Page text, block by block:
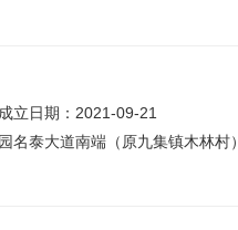
成立日期：2021-09-21
名泰大道南端（原九集镇木林村）